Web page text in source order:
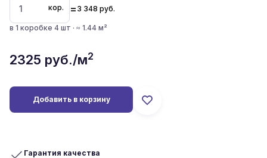
кор. = 3 348 руб.
в 1 коробке 4 шт · ≈ 1.44 м²
2325 руб./м2
Добавить в корзину
Гарантия качества